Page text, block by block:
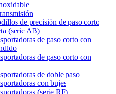
de precisión de paso corto
(serie AB)
de paso corto con
de paso corto con
de doble paso
con bujes
(serie RF)